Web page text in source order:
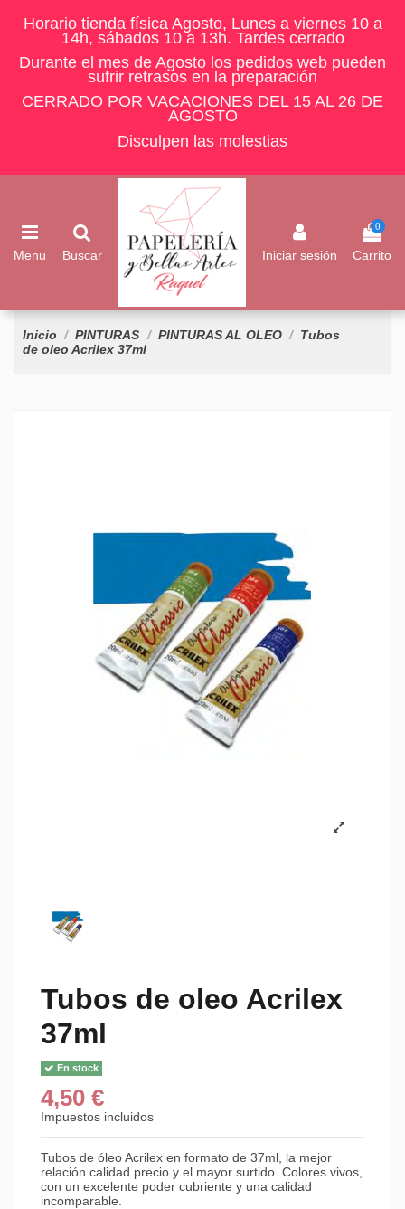
Horario tienda física Agosto, Lunes a viernes 10 a
14h, sábados 10 a 13h. Tardes cerrado
Durante el mes de Agosto los pedidos web pueden
sufrir retrasos en la preparación
CERRADO POR VACACIONES DEL 15 AL 26 DE
AGOSTO
Disculpen las molestias
Menu Buscar Iniciar sesión
0
Carrito
Inicio PINTURAS PINTURAS AL OLEO
Tubos
de oleo Acrilex 37ml
Tubos de oleo Acrilex
37ml
En stock
4,50 €
Impuestos incluidos
Tubos de óleo Acrilex en formato de 37ml, la mejor
relación calidad precio y el mayor surtido. Colores vivos,
con un excelente poder cubriente y una calidad
incomparable.